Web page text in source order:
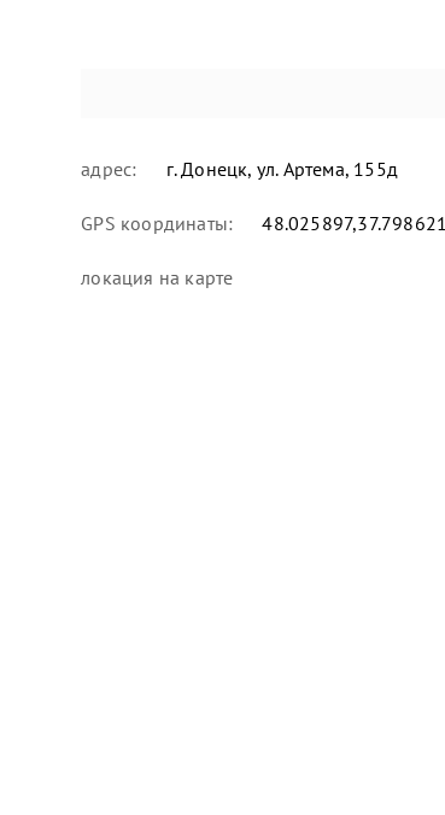
адрес: г. Донецк, ул. Артема, 155д
GPS координаты: 48.025897,37.798621
локация на карте